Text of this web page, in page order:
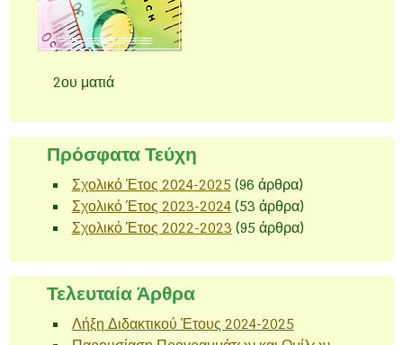
2ου ματιά
Πρόσφατα Τεύχη
Σχολικό Έτος 2024-2025 (96 άρθρα)
Σχολικό Έτος 2023-2024(53 άρθρα)
Σχολικό Έτος 2022-2023 (95 άρθρα)
Τελευταία Άρθρα
Λήξη Διδακτικού Έτους 2024-2025